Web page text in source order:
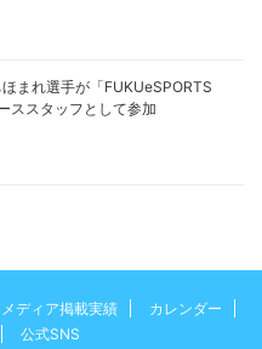
まれ選手が「FUKUeSPORTS
ススタッフとして参加
メディア掲載実績
カレンダー
公式SNS